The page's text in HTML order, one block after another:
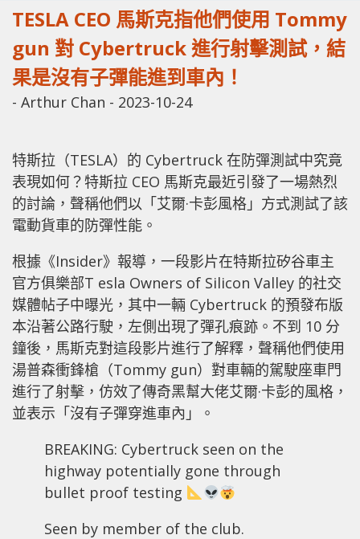
TESLA CEO 馬斯克指他們使用 Tommy
gun 對 Cybertruck 進行射擊測試，結
果是沒有子彈能進到車內！
- Arthur Chan - 2023-10-24
特斯拉（TESLA）的 Cybertruck 在防彈測試中究竟
表現如何？特斯拉 CEO 馬斯克最近引發了一場熱烈
的討論，聲稱他們以「艾爾·卡彭風格」方式測試了該
電動貨車的防彈性能。
根據《Insider》報導，一段影片在特斯拉矽谷車主
官方俱樂部T esla Owners of Silicon Valley 的社交
媒體帖子中曝光，其中一輛 Cybertruck 的預發布版
本沿著公路行駛，左側出現了彈孔痕跡。不到 10 分
鐘後，馬斯克對這段影片進行了解釋，聲稱他們使用
湯普森衝鋒槍（Tommy gun）對車輛的駕駛座車門
進行了射擊，仿效了傳奇黑幫大佬艾爾·卡彭的風格，
並表示「沒有子彈穿進車內」。
BREAKING: Cybertruck seen on the
highway potentially gone through
bullet proof testing
Seen by member of the club.